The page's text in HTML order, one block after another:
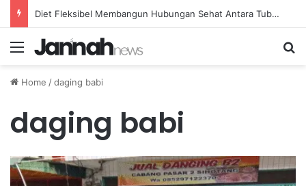
Diet Fleksibel Membangun Hubungan Sehat Antara Tubuh dan Makanan Sehari-hari
Menu
Home /daging babi
daging babi